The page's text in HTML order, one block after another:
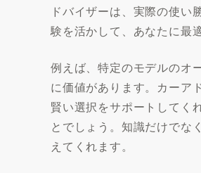
ドバイザーは、実際の使い
験を活かして、あなたに最
例えば、特定のモデルのオ
に価値があります。カーア
賢い選択をサポートしてく
とでしょう。知識だけでな
えてくれます。